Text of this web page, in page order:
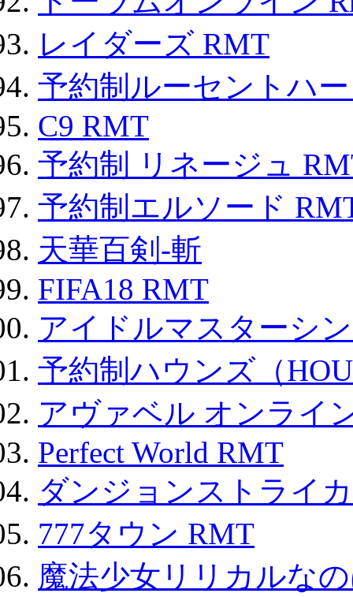
レイダーズ RMT
予約制ルーセントハ
C9 RMT
予約制 リネージュ
予約制エルソード
天華百剣-斬
FIFA18 RMT
アイドルマスターシ
予約制ハウンズ（
アヴァベル オンライ
Perfect World RMT
ダンジョンストライ
777タウン RMT
魔法少女リリカルな